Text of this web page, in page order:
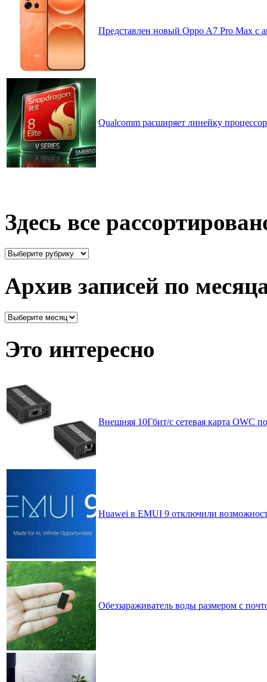
Представлен новый Oppo A7 Pro Max с
Qualcomm расширяет линейку
Здесь все
Здесь
Архив записей по
Архив
месяцам
Это интересно
Внешняя 10Гбит/с сетевая карта OWC
Huawei в EMUI 9 отключили
Обеззараживатель воды размером с